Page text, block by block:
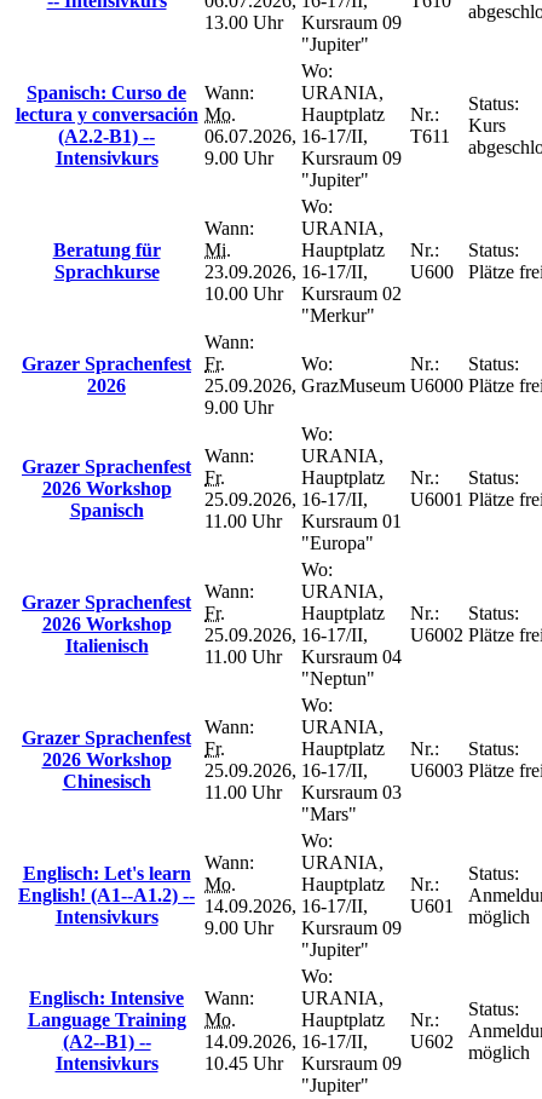
13.00 Uhr
Kursraum 09
"Jupiter"
Spanisch: Curso de
lectura y conversación
(A2.2-B1) --
Intensivkurs
Wann:
Mo.
06.07.2026,
9.00 Uhr
Wo:
URANIA,
Hauptplatz
16-17/II,
Kursraum 09
"Jupiter"
Nr.:
T611
Status:
Kurs
Beratung für
Sprachkurse
Wann:
Mi.
23.09.2026,
10.00 Uhr
Wo:
URANIA,
Hauptplatz
16-17/II,
Kursraum 02
"Merkur"
Nr.:
U600
Status:
Plätze
Grazer Sprachenfest
2026
Wann:
Fr.
25.09.2026,
9.00 Uhr
Wo:
GrazMuseum
Nr.:
U6000
Status:
Plätze
Grazer Sprachenfest
2026 Workshop
Spanisch
Wann:
Fr.
25.09.2026,
11.00 Uhr
Wo:
URANIA,
Hauptplatz
16-17/II,
Kursraum 01
"Europa"
Nr.:
U6001
Status:
Plätze
Grazer Sprachenfest
2026 Workshop
Italienisch
Wann:
Fr.
25.09.2026,
11.00 Uhr
Wo:
URANIA,
Hauptplatz
16-17/II,
Kursraum 04
"Neptun"
Nr.:
U6002
Status:
Plätze
Grazer Sprachenfest
2026 Workshop
Chinesisch
Wann:
Fr.
25.09.2026,
11.00 Uhr
Wo:
URANIA,
Hauptplatz
16-17/II,
Kursraum 03
"Mars"
Nr.:
U6003
Status:
Plätze
Englisch: Let's learn
English! (A1--A1.2) --
Intensivkurs
Wann:
Mo.
14.09.2026,
9.00 Uhr
Wo:
URANIA,
Hauptplatz
16-17/II,
Kursraum 09
"Jupiter"
Nr.:
U601
Status:
möglich
Englisch: Intensive
Language Training
(A2--B1) --
Intensivkurs
Wann:
Mo.
14.09.2026,
10.45 Uhr
Wo:
URANIA,
Hauptplatz
16-17/II,
Kursraum 09
"Jupiter"
Nr.:
U602
Status:
möglich